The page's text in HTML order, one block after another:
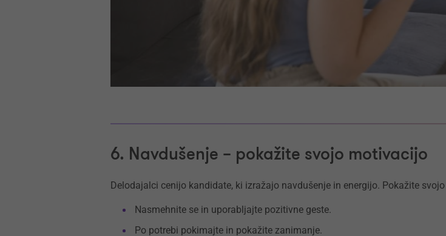
6. Navdušenje – pokažite svojo motivacijo
Delodajalci cenijo kandidate, ki izražajo navdušenje in energijo. Pokažite
Nasmehnite se in uporabljajte pozitivne geste.
Po potrebi pokimajte in pokažite zanimanje.